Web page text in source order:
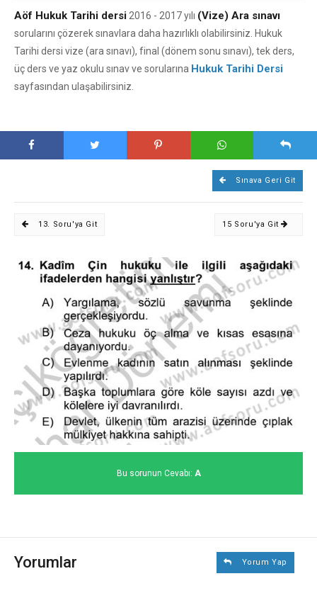
Aöf Hukuk Tarihi dersi 2016 - 2017 yılı (Vize) Ara sınavı
sorularını çözerek sınavlara daha hazırlıklı olabilirsiniz. Hukuk
Tarihi dersi vize (ara sınavı), final (dönem sonu sınavı), tek ders,
üç ders ve yaz okulu sınav ve sorularına Hukuk Tarihi Dersi
sayfasından ulaşabilirsiniz.
Sınava Geri Git
13. Soru'ya Git 15 Soru'ya Git
Bu sorunun Cevabı: A
Yorumlar Yorum Yap